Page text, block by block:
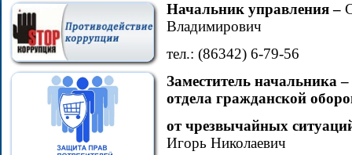
Начальник управления –
Владимирович
тел.: (86342) 6-79-56
Заместитель начальника
отдела гражданской
от чрезвычайных
Игорь Николаевич